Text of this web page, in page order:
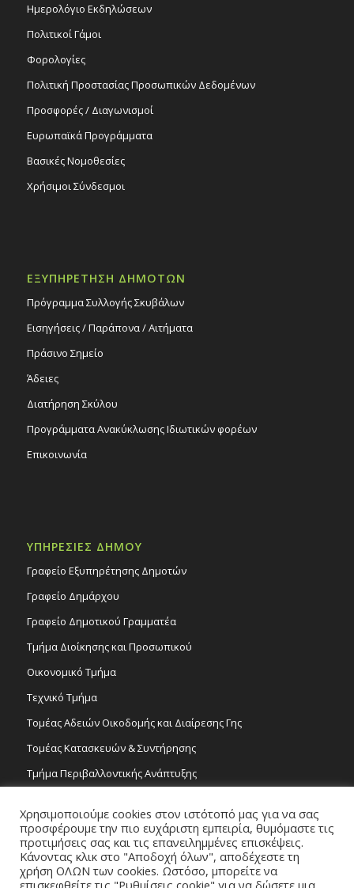
Ημερολόγιο Εκδηλώσεων
Πολιτικοί Γάμοι
Φορολογίες
Πολιτική Προστασίας Προσωπικών Δεδομένων
Προσφορές / Διαγωνισμοί
Ευρωπαϊκά Προγράμματα
Βασικές Νομοθεσίες
Χρήσιμοι Σύνδεσμοι
ΕΞΥΠΗΡΕΤΗΣΗ ΔΗΜΟΤΩΝ
Πρόγραμμα Συλλογής Σκυβάλων
Εισηγήσεις / Παράπονα / Αιτήματα
Πράσινο Σημείο
Άδειες
Διατήρηση Σκύλου
Προγράμματα Ανακύκλωσης Ιδιωτικών φορέων
Επικοινωνία
ΥΠΗΡΕΣΙΕΣ ΔΗΜΟΥ
Γραφείο Εξυπηρέτησης Δημοτών
Γραφείο Δημάρχου
Γραφείο Δημοτικού Γραμματέα
Τμήμα Διοίκησης και Προσωπικού
Οικονομικό Τμήμα
Τεχνικό Τμήμα
Τομέας Αδειών Οικοδομής και Διαίρεσης Γης
Τομέας Κατασκευών & Συντήρησης
Τμήμα Περιβαλλοντικής Ανάπτυξης
Τομέας Γραμμάτων και Τεχνών
Τροχονομία
Χρησιμοποιούμε cookies στον ιστότοπό μας για να σας
προσφέρουμε την πιο ευχάριστη εμπειρία, θυμόμαστε τις
προτιμήσεις σας και τις επανειλημμένες επισκέψεις.
Κάνοντας κλικ στο "Αποδοχή όλων", αποδέχεστε τη
χρήση ΟΛΩΝ των cookies. Ωστόσο, μπορείτε να
επισκεφθείτε τις "Ρυθμίσεις cookie" για να δώσετε μια